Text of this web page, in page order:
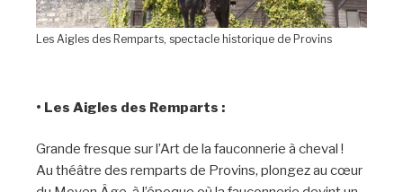
Les Aigles des Remparts, spectacle historique de Provins
• Les Aigles des Remparts :
Grande fresque sur l’Art de la fauconnerie à cheval !
Au théâtre des remparts de Provins, plongez au cœur